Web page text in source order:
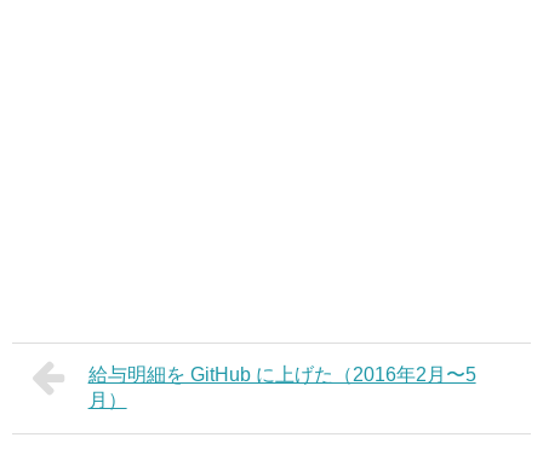
給与明細を GitHub に上げた（2016年2月〜5
月）